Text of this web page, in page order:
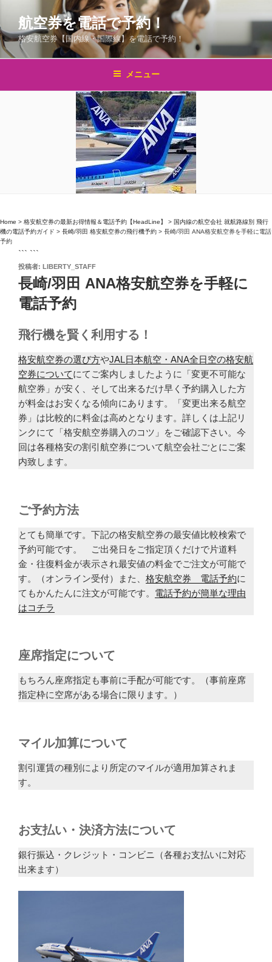
テ
ン
ス
航空券を電話で予約！
格安航空券【国内線・国際線】を電話で予約！
メニュー
Home > 格安航空券の最新お得情報＆電話予約【HeadLine】 > 国内線の航空会社 就航路線別 飛行
機の電話予約ガイド > 長崎/羽田 格安航空券の飛行機予約 > 長崎/羽田 ANA格安航空券を手軽に電話
予約
``` ```
投
稿
日:
投稿者: LIBERTY_STAFF
長崎/羽田 ANA格安航空券を手軽に
電話予約
飛行機を賢く利用する！
格安航空券の選び方やJAL日本航空・ANA全日空の格安航
空券についてにてご案内しましたように「変更不可能な
航空券」が安く、そして出来るだけ早く予約購入した方
が料金はお安くなる傾向にあります。「変更出来る航空
券」は比較的に料金は高めとなります。詳しくは上記リ
ンクにて「格安航空券購入のコツ」をご確認下さい。今
回は各種格安の割引航空券について航空会社ごとにご案
内致します。
ご予約方法
とても簡単です。下記の格安航空券の最安値比較検索で
予約可能です。 ご出発日をご指定頂くだけで片道料
金・往復料金が表示され最安値の料金でご注文が可能で
す。（オンライン受付）また、 格安航空券 電話予約に
てもかんたんに注文が可能です。 電話予約が簡単な理由
はコチラ
座席指定について
もちろん座席指定も事前に手配が可能です。（事前座席
指定枠に空席がある場合に限ります。）
マイル加算について
割引運賃の種別により所定のマイルが適用加算されま
す。
お支払い・決済方法について
銀行振込・クレジット・コンビニ（各種お支払いに対応
出来ます）